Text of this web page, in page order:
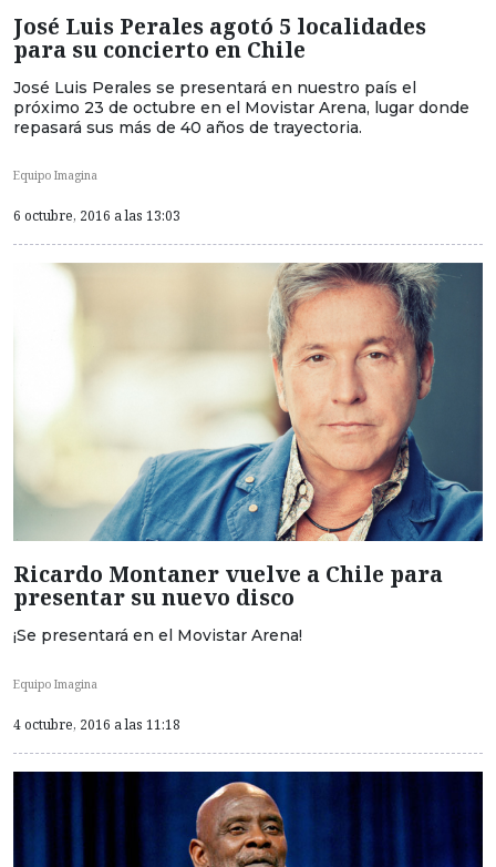
José Luis Perales agotó 5 localidades
para su concierto en Chile
José Luis Perales se presentará en nuestro país el
próximo 23 de octubre en el Movistar Arena, lugar donde
repasará sus más de 40 años de trayectoria.
Equipo Imagina
6 octubre, 2016 a las 13:03
Ricardo Montaner vuelve a Chile para
presentar su nuevo disco
¡Se presentará en el Movistar Arena!
Equipo Imagina
4 octubre, 2016 a las 11:18